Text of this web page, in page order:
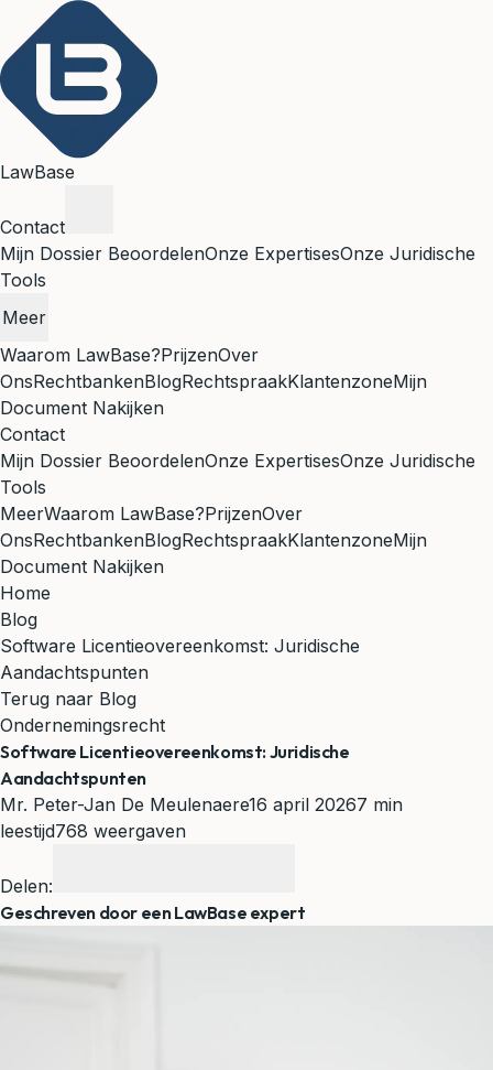
LawBase
Contact
Mijn Dossier BeoordelenOnze ExpertisesOnze Juridische
Tools
Meer
Waarom LawBase?PrijzenOver
OnsRechtbankenBlogRechtspraakKlantenzoneMijn
Document Nakijken
Contact
Mijn Dossier BeoordelenOnze ExpertisesOnze Juridische
Tools
MeerWaarom LawBase?PrijzenOver
OnsRechtbankenBlogRechtspraakKlantenzoneMijn
Document Nakijken
Home
Blog
Software Licentieovereenkomst: Juridische
Aandachtspunten
Terug naar Blog
Ondernemingsrecht
Software Licentieovereenkomst: Juridische
Aandachtspunten
Mr. Peter-Jan De Meulenaere16 april 20267 min
leestijd768 weergaven
Delen:
Geschreven door een LawBase expert